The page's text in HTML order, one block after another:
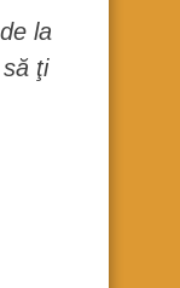
la
ţi